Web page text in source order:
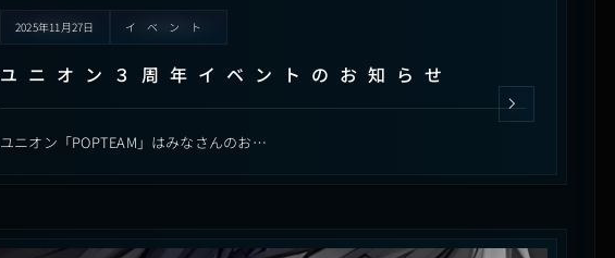
2025年11月27日 イベント
ユニオン３周年イベントのお知らせ
ユニオン「POPTEAM」はみなさんのお…